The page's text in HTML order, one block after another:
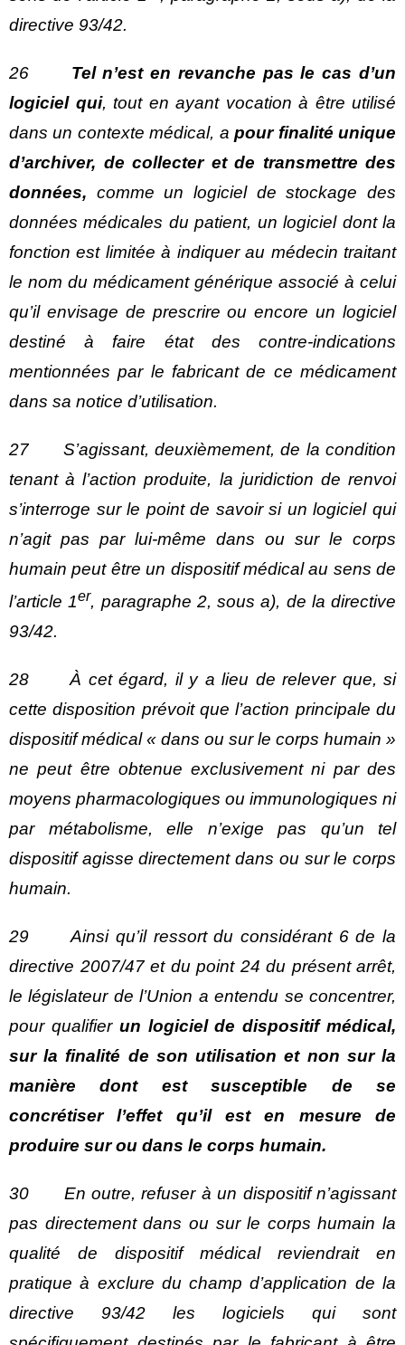
directive 93/42.
26 Tel n’est en revanche pas le cas d’un
logiciel qui, tout en ayant vocation à être utilisé
dans un contexte médical, a pour finalité unique
d’archiver, de collecter et de transmettre des
données, comme un logiciel de stockage des
données médicales du patient, un logiciel dont la
fonction est limitée à indiquer au médecin traitant
le nom du médicament générique associé à celui
qu’il envisage de prescrire ou encore un logiciel
destiné à faire état des contre-indications
mentionnées par le fabricant de ce médicament
dans sa notice d’utilisation.
27 S’agissant, deuxièmement, de la condition
tenant à l’action produite, la juridiction de renvoi
s’interroge sur le point de savoir si un logiciel qui
n’agit pas par lui‑même dans ou sur le corps
humain peut être un dispositif médical au sens de
l’article 1er, paragraphe 2, sous a), de la directive
93/42.
28 À cet égard, il y a lieu de relever que, si
cette disposition prévoit que l’action principale du
dispositif médical « dans ou sur le corps humain »
ne peut être obtenue exclusivement ni par des
moyens pharmacologiques ou immunologiques ni
par métabolisme, elle n’exige pas qu’un tel
dispositif agisse directement dans ou sur le corps
humain.
29 Ainsi qu’il ressort du considérant 6 de la
directive 2007/47 et du point 24 du présent arrêt,
le législateur de l’Union a entendu se concentrer,
pour qualifier un logiciel de dispositif médical,
sur la finalité de son utilisation et non sur la
manière dont est susceptible de se
concrétiser l’effet qu’il est en mesure de
produire sur ou dans le corps humain.
30 En outre, refuser à un dispositif n’agissant
pas directement dans ou sur le corps humain la
qualité de dispositif médical reviendrait en
pratique à exclure du champ d’application de la
directive 93/42 les logiciels qui sont